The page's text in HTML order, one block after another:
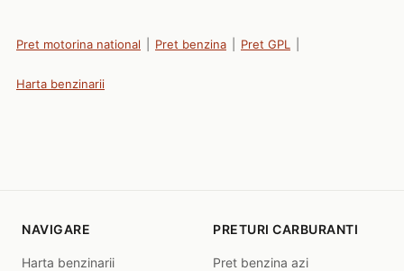
Pret motorina national Pret benzina Pret GPL
Harta benzinarii
NAVIGARE
Harta benzinarii
PRETURI CARBURANTI
Pret benzina azi